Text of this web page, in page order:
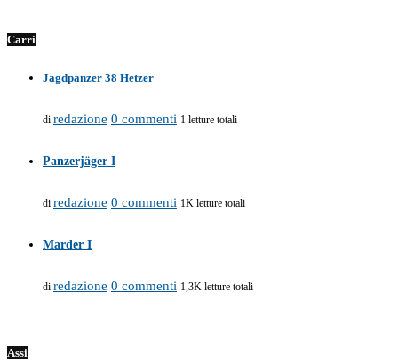
Carri
Jagdpanzer 38 Hetzer
di redazione 0 commenti 1 letture totali
Panzerjäger I
di redazione 0 commenti 1K letture totali
Marder I
di redazione 0 commenti 1,3K letture totali
Assi